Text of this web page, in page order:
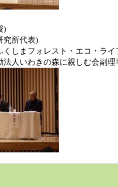
)
究所代表)
しまフォレスト・エコ・ライ
人いわきの森に親しむ会副理